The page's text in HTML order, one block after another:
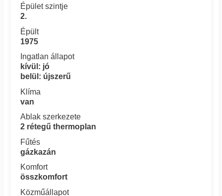
Épület szintje
2.
Épült
1975
Ingatlan állapot
kívül: jó
belül: újszerű
Klíma
van
Ablak szerkezete
2 rétegű thermoplan
Fűtés
gázkazán
Komfort
összkomfort
Közműállapot